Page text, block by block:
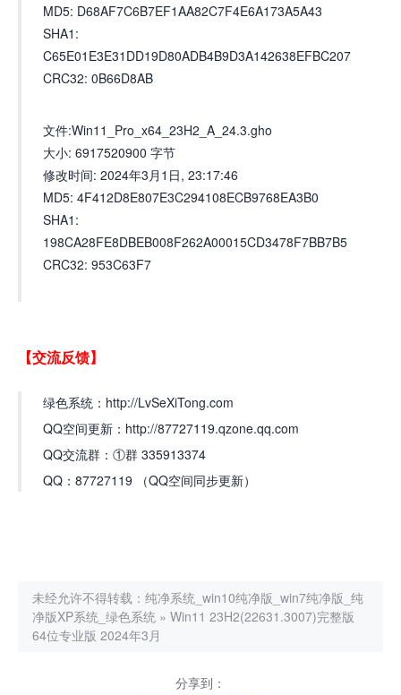
MD5: D68AF7C6B7EF1AA82C7F4E6A173A5A43
SHA1:
C65E01E3E31DD19D80ADB4B9D3A142638EFBC207
CRC32: 0B66D8AB
文件:Win11_Pro_x64_23H2_A_24.3.gho
大小: 6917520900 字节
修改时间: 2024年3月1日, 23:17:46
MD5: 4F412D8E807E3C294108ECB9768EA3B0
SHA1:
198CA28FE8DBEB008F262A00015CD3478F7BB7B5
CRC32: 953C63F7
【交流反馈】
绿色系统：http://LvSeXiTong.com
QQ空间更新：http://87727119.qzone.qq.com
QQ交流群：①群 335913374
QQ：87727119 （QQ空间同步更新）
未经允许不得转载： 纯净系统_win10纯净版_win7纯净版_纯
净版XP系统_绿色系统 » Win11 23H2(22631.3007)完整版
64位专业版 2024年3月
分享到：